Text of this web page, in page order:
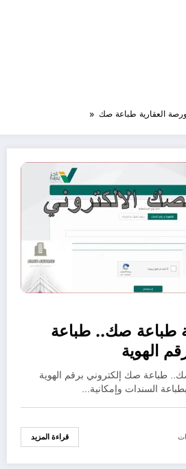
العقارية طباعة صك
طباعة صك.. طباعة
الهوية
طباعة صك إلكتروني برقم الهوية
السندات وإمكانية…
قراءة المزيد